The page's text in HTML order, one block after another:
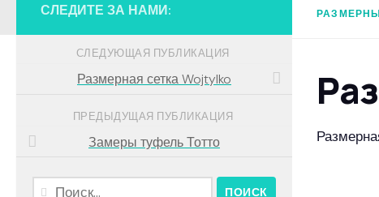
СЛЕДИТЕ ЗА НАМИ:
СЛЕДУЮЩАЯ ПУБЛИКАЦИЯ
Размерная сетка Wojtylko
ПРЕДЫДУЩАЯ ПУБЛИКАЦИЯ
Замеры туфель Тотто
Найти: